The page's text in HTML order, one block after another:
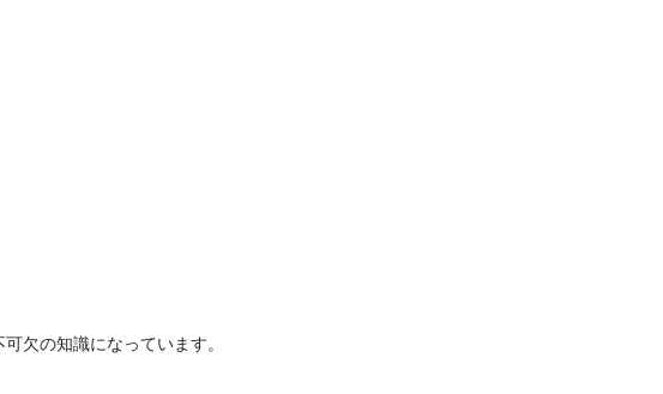
欠の知識になっています。